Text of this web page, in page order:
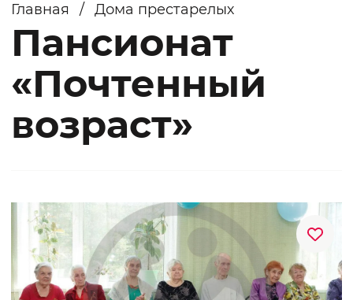
Главная / Дома престарелых
Пансионат
«Почтенный
возраст»